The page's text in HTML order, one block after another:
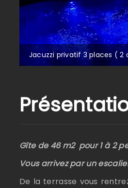
Jacuzzi privatif 3 places ( 2
Gîte de 46 m2 pour 1 à 2
Vous arrivez par un
De la terrasse vous